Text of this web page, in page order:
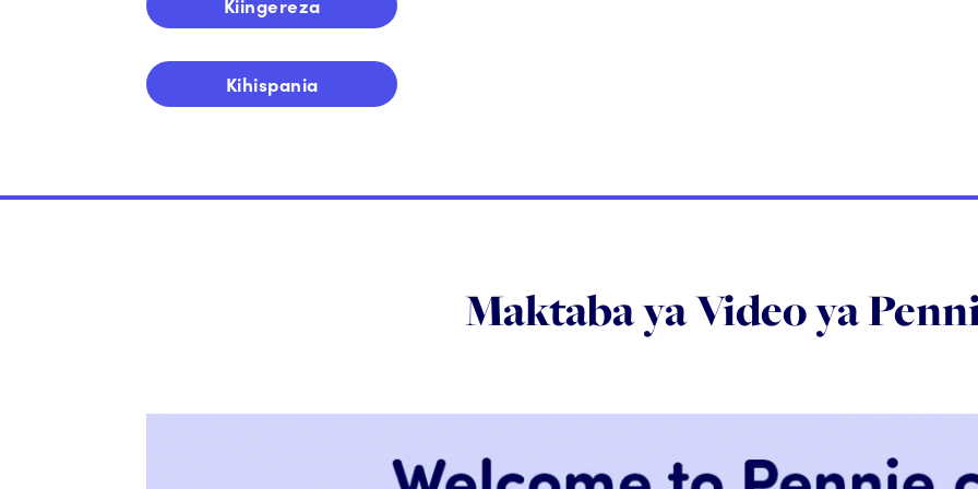
Kiingereza
Kihispania
Maktaba ya Video ya